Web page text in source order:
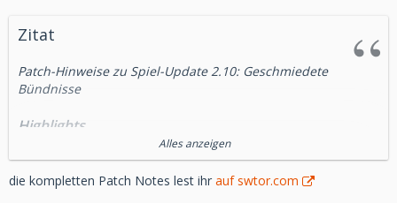
Zitat
Patch-Hinweise zu Spiel-Update 2.10: Geschmiedete
Bündnisse
Highlights
Neuer Flashpoint:Vermächtnis der Rakata!
Die Geschichte von Geschmiedete Bündnisse findet in
Alles anzeigen
die kompletten Patch Notes lest ihr auf swtor.com